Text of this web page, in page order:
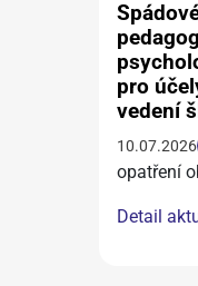
pro
vedení
10.07.2026
opatření
Detail